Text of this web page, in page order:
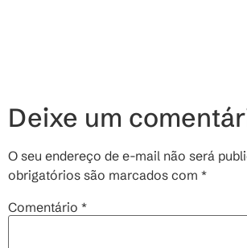
Deixe um
O seu endereço de e-mail não será
obrigatórios são marcados com *
Comentário *